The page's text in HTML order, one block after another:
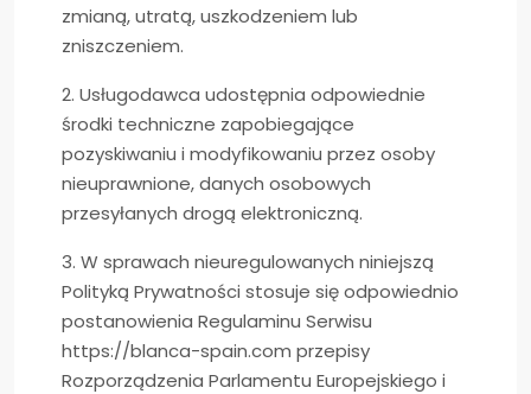
zmianą, utratą, uszkodzeniem lub
zniszczeniem.
2. Usługodawca udostępnia odpowiednie
środki techniczne zapobiegające
pozyskiwaniu i modyfikowaniu przez osoby
nieuprawnione, danych osobowych
przesyłanych drogą elektroniczną.
3. W sprawach nieuregulowanych niniejszą
Polityką Prywatności stosuje się odpowiednio
postanowienia Regulaminu Serwisu
https://blanca-spain.com przepisy
Rozporządzenia Parlamentu Europejskiego i